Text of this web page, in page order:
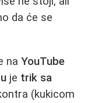
da će se
na YouTube
je trik sa
(kukicom